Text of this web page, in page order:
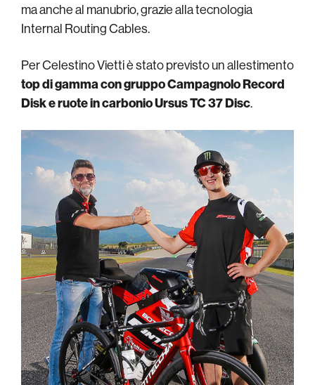
ma anche al manubrio, grazie alla tecnologia
Internal Routing Cables.
Per Celestino Vietti è stato previsto un allestimento
top di gamma con gruppo Campagnolo Record
Disk e ruote in carbonio Ursus TC 37 Disc.